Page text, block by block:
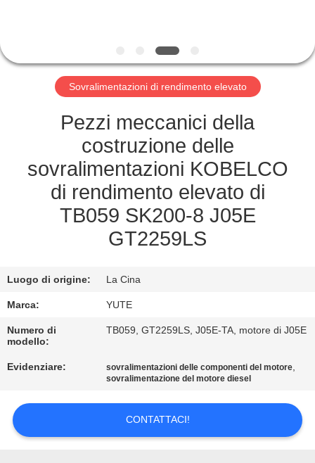
DELLA
FABBRICA
CONTROLLO
QUALITÀ
CONTATTICI
UNA
CITAZIONE
MAPPA
DEL
POLITICA
Sovralimentazioni di rendimento elevato
Pezzi meccanici della
costruzione delle
sovralimentazioni KOBELCO
di rendimento elevato di
TB059 SK200-8 J05E
GT2259LS
Luogo di origine: La Cina
Marca: YUTE
Numero di
modello:
TB059, GT2259LS, J05E-TA, motore di J05E
Evidenziare: sovralimentazioni delle componenti del motore,
sovralimentazione del motore diesel
CONTATTACI!